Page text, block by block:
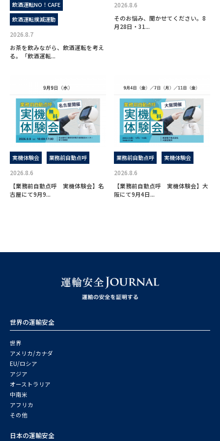
飲酒運転NO！CAFE
飲酒運転撲滅運動
2026.8.7
お茶を飲みながら、飲酒運転を考え
る。「飲酒運転...
2026.8.6
そのお悩み、聞かせてください。8
月28日・31...
実機体験会 業務前自動点呼
2026.8.6
【業務前自動点呼 実機体験会】名
古屋にて9月9...
業務前自動点呼 実機体験会
2026.8.6
【業務前自動点呼 実機体験会】大
阪にて9月4日...
世界の運輸安全
世界
アメリカ/カナダ
EU/ロシア
アジア
オーストラリア
中南米
アフリカ
その他
日本の運輸安全